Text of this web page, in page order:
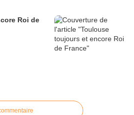
Roi de